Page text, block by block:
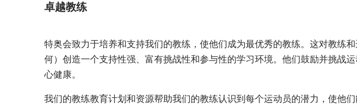
卓越教练
特奥会致力于培养和支持我们的教练，使他们成为最优秀的教练。这对教练
何）创造一个支持性强、富有挑战性和参与性的学习环境。他们鼓励并挑战
心健康。
我们的教练教育计划和资源帮助我们的教练认识到每个运动员的潜力，使他